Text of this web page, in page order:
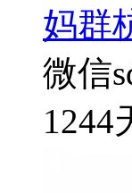
妈群
微信
1244